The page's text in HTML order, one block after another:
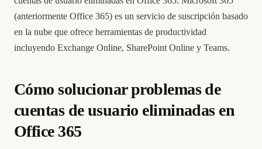
(anteriormente Office 365) es un servicio de suscripción basado
en la nube que ofrece herramientas de productividad
incluyendo Exchange Online, SharePoint Online y Teams.
Cómo solucionar problemas de
cuentas de usuario eliminadas en
Office 365